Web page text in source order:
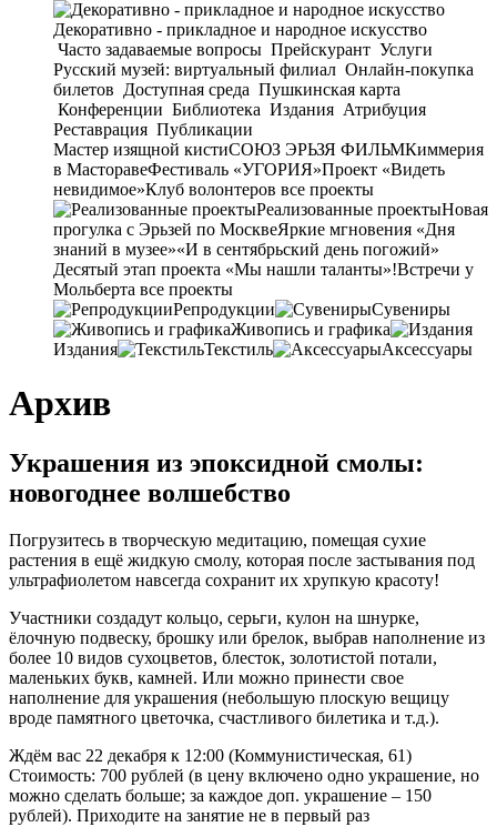
Декоративно - прикладное и народное искусство
Часто задаваемые вопросы Прейскурант Услуги
Русский музей: виртуальный филиал Онлайн-покупка
билетов Доступная среда Пушкинская карта
Конференции Библиотека Издания Атрибуция
Реставрация Публикации
Мастер изящной кистиСОЮЗ ЭРЬЗЯ ФИЛЬМКиммерия
в МасторавеФестиваль «УГОРИЯ»Проект «Видеть
невидимое»Клуб волонтеров все проекты
Реализованные проектыНовая
прогулка с Эрьзей по МосквеЯркие мгновения «Дня
знаний в музее»«И в сентябрьский день погожий»
Десятый этап проекта «Мы нашли таланты»!Встречи у
Мольберта все проекты
Репродукции
Сувениры
Живопись и графика
Издания
Текстиль Аксессуары
Архив
Украшения из эпоксидной смолы:
новогоднее волшебство
Погрузитесь в творческую медитацию, помещая сухие
растения в ещё жидкую смолу, которая после застывания под
ультрафиолетом навсегда сохранит их хрупкую красоту!
Участники создадут кольцо, серьги, кулон на шнурке,
ёлочную подвеску, брошку или брелок, выбрав наполнение из
более 10 видов сухоцветов, блесток, золотистой потали,
маленьких букв, камней. Или можно принести свое
наполнение для украшения (небольшую плоскую вещицу
вроде памятного цветочка, счастливого билетика и т.д.).
Ждём вас 22 декабря к 12:00 (Коммунистическая, 61)
Стоимость: 700 рублей (в цену включено одно украшение, но
можно сделать больше; за каждое доп. украшение – 150
рублей). Приходите на занятие не в первый раз